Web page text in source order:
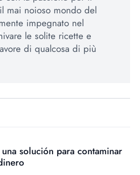
mai noioso mondo del
impegnato nel
le solite ricette e
di qualcosa di più
solución para contaminar